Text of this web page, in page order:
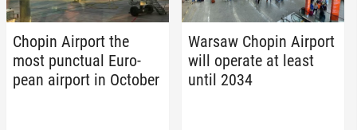
Chopin Airport the
most punc­tu­al Eu­ro­
pean airport in October
Warsaw Chopin Airport
will operate at least
until 2034